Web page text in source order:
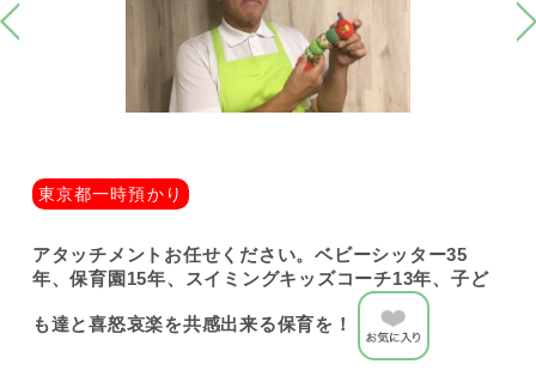
東京都一時預かり
アタッチメントお任せください。ベビーシッター35
年、保育園15年、スイミングキッズコーチ13年、子ど
も達と喜怒哀楽を共感出来る保育を！